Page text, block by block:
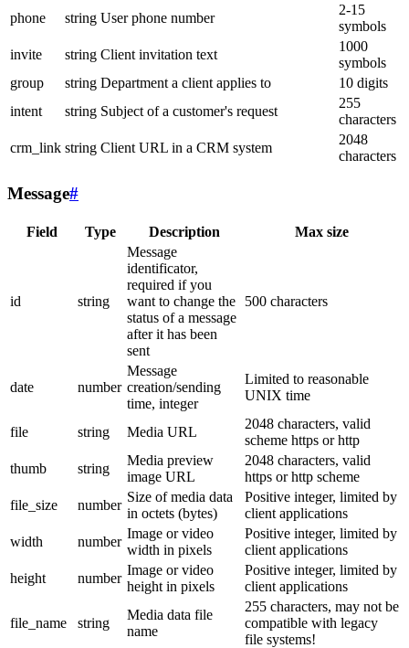
phone
string User phone number
2-15
symbols
invite
string Client invitation text
1000
symbols
group
string Department a client applies to
10 digits
intent
string Subject of a customer's request
255
characters
crm_link string Client URL in a CRM system
2048
characters
Message#
Field Type Description Max size
id string
Message
identificator,
required if you
want to change the
status of a message
after it has been
sent
500 characters
date number
Message
creation/sending
time, integer
Limited to reasonable
UNIX time
file string Media URL
2048 characters, valid
scheme https or http
thumb
string
Media preview
image URL
2048 characters, valid
https or http scheme
file_size
number
Size of media data
in octets (bytes)
Positive integer, limited by
client applications
width
number
Image or video
width in pixels
Positive integer, limited by
client applications
height
number
Image or video
height in pixels
Positive integer, limited by
client applications
file_name string
Media data file
name
255 characters, may not be
compatible with legacy
file systems!